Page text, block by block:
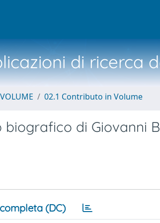
di ricerca
02.1 Contributo in Volume
di Giovanni
(DC)